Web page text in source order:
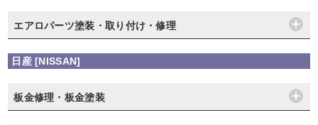
エアロパーツ塗装・取り付け・修理
日産 [NISSAN]
板金修理・板金塗装